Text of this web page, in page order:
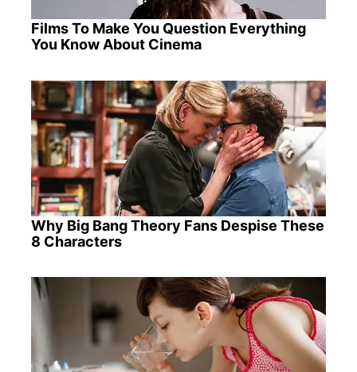
Films To Make You Question Everything
You Know About Cinema
Why Big Bang Theory Fans Despise These
8 Characters